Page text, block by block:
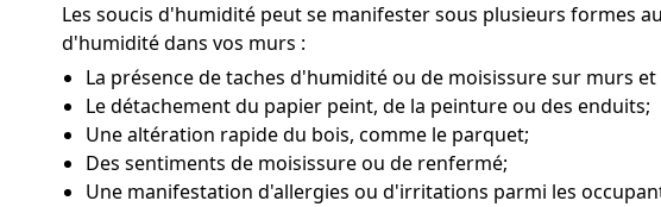
Les soucis d'humidité peut se manifester sous plusieurs formes
d'humidité dans vos murs :
La présence de taches d'humidité ou de moisissure sur murs
Le détachement du papier peint, de la peinture ou des enduits;
Une altération rapide du bois, comme le parquet;
Des sentiments de moisissure ou de renfermé;
Une manifestation d'allergies ou d'irritations parmi les